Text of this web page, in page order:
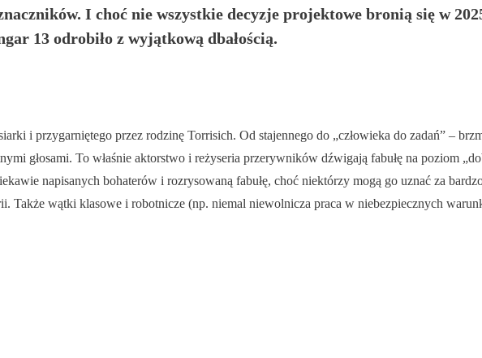
I choć nie wszystkie decyzje projektowe bronią się w
13 odrobiło z wyjątkową dbałością.
i przygarniętego przez rodzinę Torrisich. Od stajennego do „człowieka do zadań” –
głosami. To właśnie aktorstwo i reżyseria przerywników dźwigają fabułę na poziom
napisanych bohaterów i rozrysowaną fabułę, choć niektórzy mogą go uznać za
Także wątki klasowe i robotnicze (np. niemal niewolnicza praca w niebezpiecznych